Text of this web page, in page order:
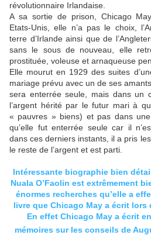
révolutionnaire Irlandaise.
A sa sortie de prison, Chicago
Etats-Unis, elle n’a pas le choix,
terre d’Irlande ainsi que de
sans le sous de nouveau, elle
prostituée, voleuse et arnaqueuse
Elle mourut en 1929 des suites
mariage prévu avec un de ses
sera enterrée seule, mais dans un
l’argent hérité par le futur mari à
« pauvres » biens) et pas dans
qu’elle fut enterrée seule car il
dans ces derniers instants, il a pris
le reste de l’argent et est parti.
Intéressante biographie bien
Nuala O’Faolin est extrêmement
énormes recherches qu’elle a
livre que Chicago May a écrit lors
En effet Chicago May a écrit
mémoires sur les conseils de